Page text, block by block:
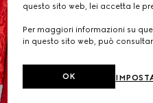
questo sito web, lei accetta le
Per maggiori informazioni su
in questo sito web, può
OK